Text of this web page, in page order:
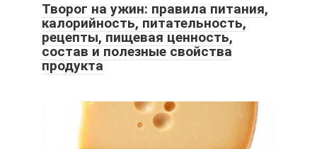
Творог на ужин: правила питания,
калорийность, питательность,
рецепты, пищевая ценность,
состав и полезные свойства
продукта